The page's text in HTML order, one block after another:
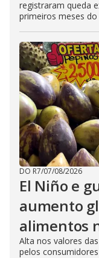
registraram queda
primeiros meses do
DO R7/07/08/2026
El Niño e
aumento
alimentos
Alta nos valores
pelos